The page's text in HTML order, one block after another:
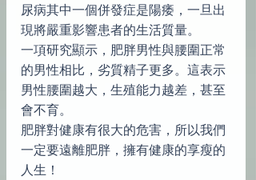
尿病其中一個併發症是陽痿，一旦出
現將嚴重影響患者的生活質量。
一項研究顯示，肥胖男性與腰圍正常
的男性相比，劣質精子更多。這表示
男性腰圍越大，生殖能力越差，甚至
會不育。
肥胖對健康有很大的危害，所以我們
一定要遠離肥胖，擁有健康的享瘦的
人生！